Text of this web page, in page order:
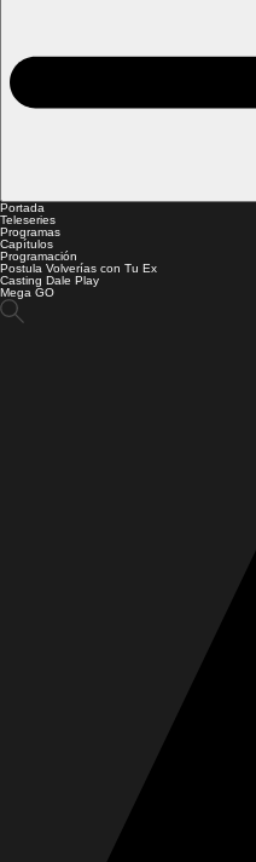
Portada
Teleseries
Programas
Capítulos
Programación
Postula Volverías con Tu Ex
Casting Dale Play
Mega GO